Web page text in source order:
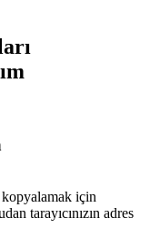
için
tarayıcınızın adres